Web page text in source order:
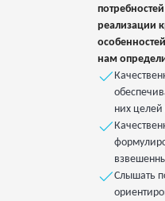
реализации
нам
них целей
Слышать